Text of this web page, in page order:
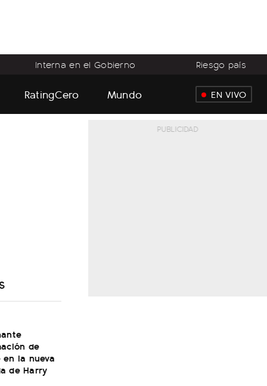
Interna en el Gobierno Riesgo país
RatingCero Mundo EN VIVO
de
en la nueva
de Harry